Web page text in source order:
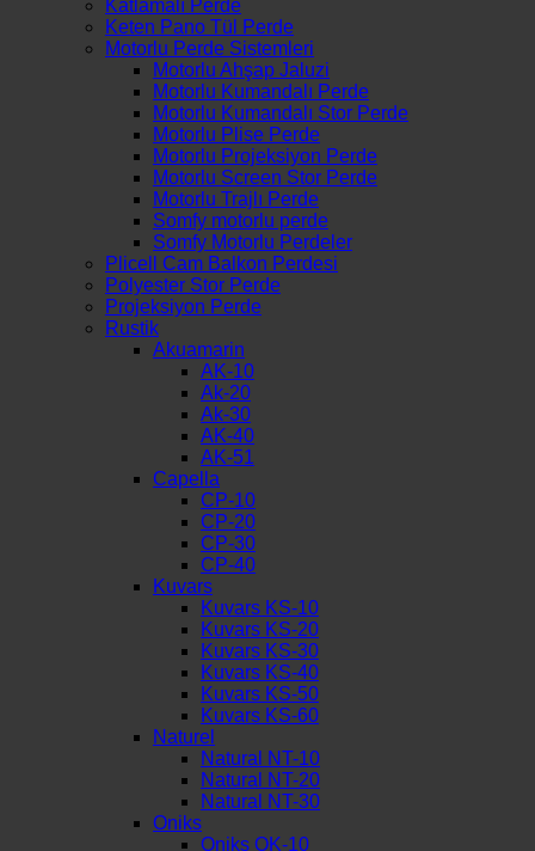
Katlamalı Perde
Keten Pano Tül Perde
Motorlu Perde Sistemleri
Motorlu Ahşap Jaluzi
Motorlu Kumandalı Perde
Motorlu Kumandalı Stor Perde
Motorlu Plise Perde
Motorlu Projeksiyon Perde
Motorlu Screen Stor Perde
Motorlu Trajlı Perde
Somfy motorlu perde
Somfy Motorlu Perdeler
Plicell Cam Balkon Perdesi
Polyester Stor Perde
Projeksiyon Perde
Rustik
Akuamarin
AK-10
Ak-20
Ak-30
AK-40
AK-51
Capella
CP-10
CP-20
CP-30
CP-40
Kuvars
Kuvars KS-10
Kuvars KS-20
Kuvars KS-30
Kuvars KS-40
Kuvars KS-50
Kuvars KS-60
Naturel
Natural NT-10
Natural NT-20
Natural NT-30
Oniks
Oniks OK-10